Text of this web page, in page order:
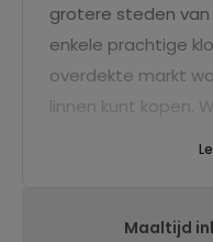
grotere steden van
enkele prachtige
overdekte markt
linnen kunt kopen.
Maaltijd